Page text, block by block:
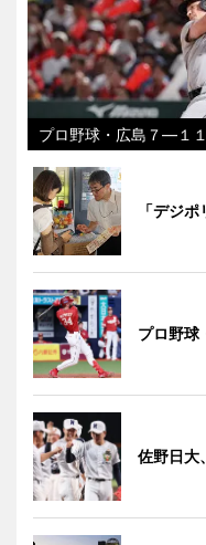
プロ野球・広島７―１
「デジ
プロ野
佐野日